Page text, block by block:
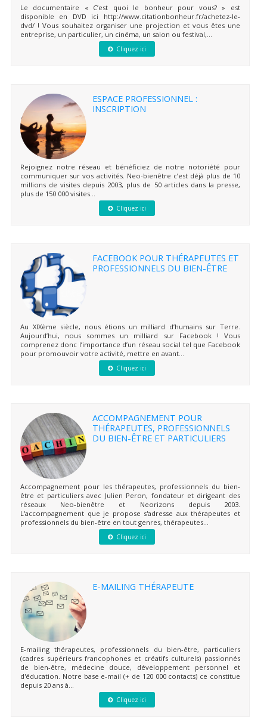
Le documentaire « C’est quoi le bonheur pour vous? » est
disponible en DVD ici http://www.citationbonheur.fr/achetez-le-
dvd/ ! Vous souhaitez organiser une projection et vous êtes une
entreprise, un particulier, un cinéma, un salon ou festival,...
Cliquez ici
ESPACE PROFESSIONNEL :
INSCRIPTION
Rejoignez notre réseau et bénéficiez de notre notoriété pour
communiquer sur vos activités. Neo-bienêtre c’est déjà plus de 10
millions de visites depuis 2003, plus de 50 articles dans la presse,
plus de 150 000 visites...
Cliquez ici
FACEBOOK POUR THÉRAPEUTES ET
PROFESSIONNELS DU BIEN-ÊTRE
Au XIXème siècle, nous étions un milliard d’humains sur Terre.
Aujourd’hui, nous sommes un milliard sur Facebook ! Vous
comprenez donc l’importance d’un réseau social tel que Facebook
pour promouvoir votre activité, mettre en avant...
Cliquez ici
ACCOMPAGNEMENT POUR
THÉRAPEUTES, PROFESSIONNELS
DU BIEN-ÊTRE ET PARTICULIERS
Accompagnement pour les thérapeutes, professionnels du bien-
être et particuliers avec Julien Peron, fondateur et dirigeant des
réseaux Neo-bienêtre et Neorizons depuis 2003.
L'accompagnement que je propose s'adresse aux thérapeutes et
professionnels du bien-être en tout genres, thérapeutes...
Cliquez ici
E-MAILING THÉRAPEUTE
E-mailing thérapeutes, professionnels du bien-être, particuliers
(cadres supérieurs francophones et créatifs culturels) passionnés
de bien-être, médecine douce, développement personnel et
d'éducation. Notre base e-mail (+ de 120 000 contacts) ce constitue
depuis 20 ans à...
Cliquez ici